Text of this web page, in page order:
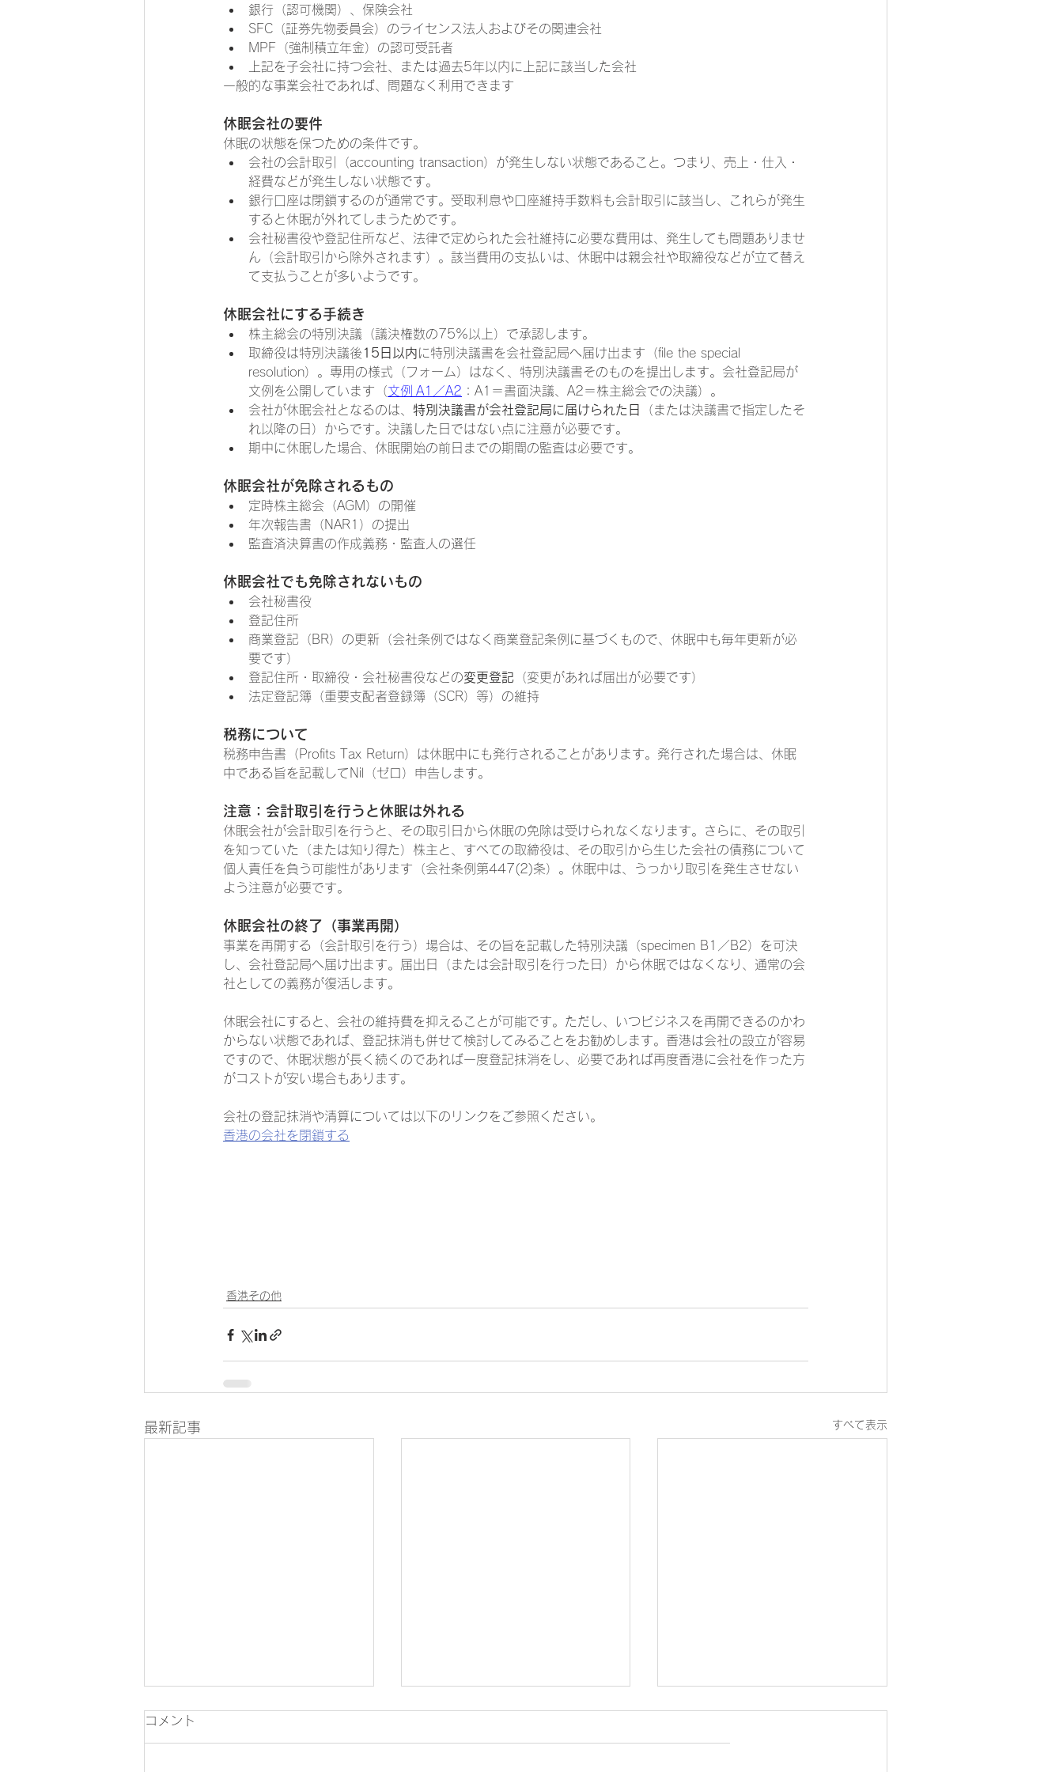
銀行（認可機関）、保険会社
SFC（証券先物委員会）のライセンス法人およびその関連会社
MPF（強制積立年金）の認可受託者
上記を子会社に持つ会社、または過去5年以内に上記に該当した会社
一般的な事業会社であれば、問題なく利用できます
休眠会社の要件
休眠の状態を保つための条件です。
会社の会計取引（accounting transaction）が発生しない状態であること。つまり、売上・仕入・
経費などが発生しない状態です。
銀行口座は閉鎖するのが通常です。受取利息や口座維持手数料も会計取引に該当し、これらが発生
すると休眠が外れてしまうためです。
会社秘書役や登記住所など、法律で定められた会社維持に必要な費用は、発生しても問題ありませ
ん（会計取引から除外されます）。該当費用の支払いは、休眠中は親会社や取締役などが立て替え
て支払うことが多いようです。
休眠会社にする手続き
株主総会の特別決議（議決権数の75%以上）で承認します。
取締役は特別決議後 15日以内に特別決議書を会社登記局へ届け出ます（file the special
resolution）。専用の様式（フォーム）はなく、特別決議書そのものを提出します。会社登記局が
文例を公開しています（文例 A1／A2 ：A1＝書面決議、A2＝株主総会での決議）。
会社が休眠会社となるのは、 特別決議書が会社登記局に届けられた日
（または決議書で指定したそ
れ以降の日）からです。決議した日ではない点に注意が必要です。
期中に休眠した場合、休眠開始の前日までの期間の監査は必要です。
休眠会社が免除されるもの
定時株主総会（AGM）の開催
年次報告書（NAR1）の提出
監査済決算書の作成義務・監査人の選任
休眠会社でも免除されないもの
会社秘書役
登記住所
商業登記（BR）の更新（会社条例ではなく商業登記条例に基づくもので、休眠中も毎年更新が必
要です）
登記住所・取締役・会社秘書役などの変更登記 （変更があれば届出が必要です）
法定登記簿（重要支配者登録簿（SCR）等）の維持
税務について
税務申告書（Profits Tax Return）は休眠中にも発行されることがあります。発行された場合は、休眠
中である旨を記載してNil（ゼロ）申告します。
注意：会計取引を行うと休眠は外れる
休眠会社が会計取引を行うと、その取引日から休眠の免除は受けられなくなります。さらに、その取引
を知っていた（または知り得た）株主と、すべての取締役は、その取引から生じた会社の債務について
個人責任を負う可能性があります（会社条例第447(2)条）。休眠中は、うっかり取引を発生させない
よう注意が必要です。
休眠会社の終了（事業再開）
事業を再開する（会計取引を行う）場合は、その旨を記載した特別決議（specimen B1／B2）を可決
し、会社登記局へ届け出ます。届出日（または会計取引を行った日）から休眠ではなくなり、通常の会
社としての義務が復活します。
休眠会社にすると、会社の維持費を抑えることが可能です。ただし、いつビジネスを再開できるのかわ
からない状態であれば、登記抹消も併せて検討してみることをお勧めします。香港は会社の設立が容易
ですので、休眠状態が長く続くのであれば一度登記抹消をし、必要であれば再度香港に会社を作った方
がコストが安い場合もあります。
会社の登記抹消や清算については以下のリンクをご参照ください。
香港の会社を閉鎖する
香港その他
最新記事 すべて表示
コメント